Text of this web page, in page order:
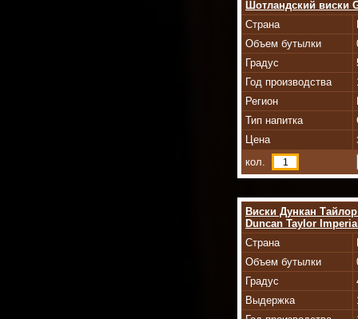
Шотландский виски
Страна
Объем бутылки
Градус
Год производства
Регион
Тип напитка
Цена
кол.
Виски Дункан
Duncan Taylor
Страна
Объем бутылки
Градус
Выдержка